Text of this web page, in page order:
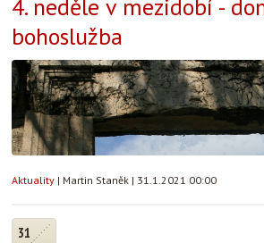
4. neděle v mezidobí -
bohoslužba
Aktuality | Martin Staněk | 31.1.2021 00:00
31